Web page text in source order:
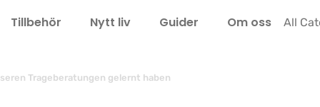
Tillbehör Nytt liv Guider Om oss All
Trageberatungen gelernt haben